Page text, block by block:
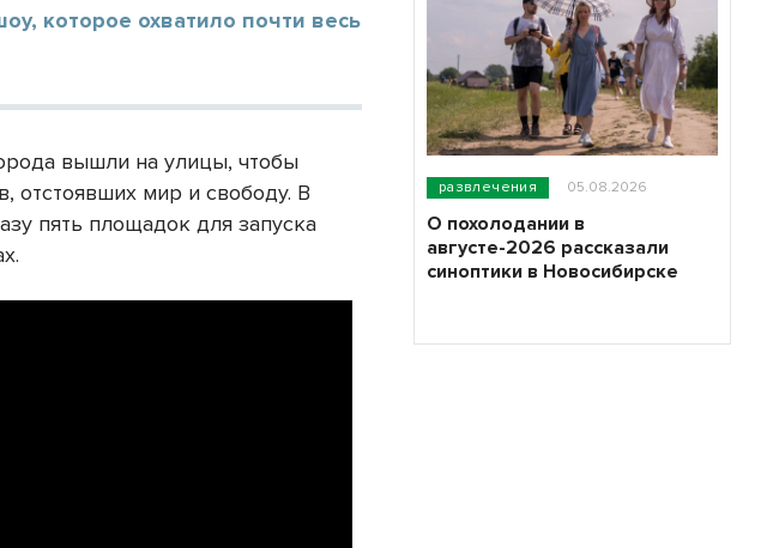
которое охватило почти весь
вышли на улицы, чтобы
отстоявших мир и свободу. В
пять площадок для запуска
развлечения 05.08.2026
О похолодании в
августе-2026 рассказали
синоптики в Новосибирске